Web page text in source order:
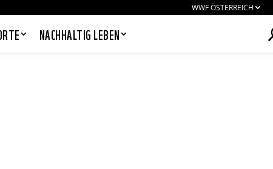
WWF ÖSTERREICH
NACHHALTIG LEBEN